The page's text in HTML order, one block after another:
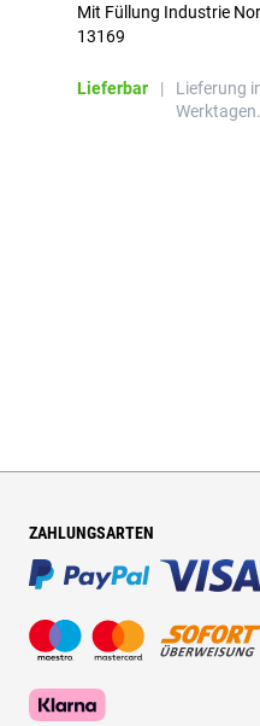
Mit Füllung Industrie
13169
Lieferbar |
Lieferung
Werktagen.
ZAHLUNGSARTEN